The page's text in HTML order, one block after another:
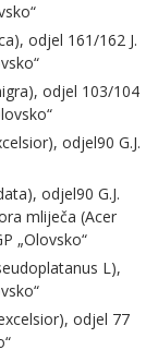
odjel 161/162 J.
odjel 103/104
odjel90 G.J.
odjel90 G.J.
mliječa (Acer
„Olovsko“
L),
odjel 77